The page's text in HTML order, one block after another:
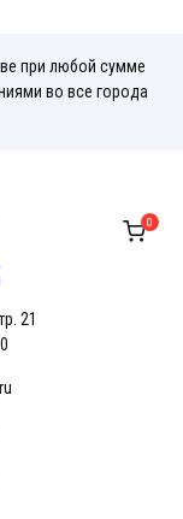
при любой сумме
во все города
21
0